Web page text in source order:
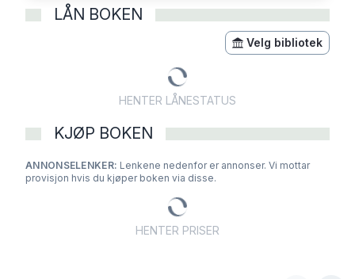
LÅN BOKEN
Velg bibliotek
HENTER LÅNESTATUS
KJØP BOKEN
ANNONSELENKER: Lenkene nedenfor er annonser. Vi mottar
provisjon hvis du kjøper boken via disse.
HENTER PRISER